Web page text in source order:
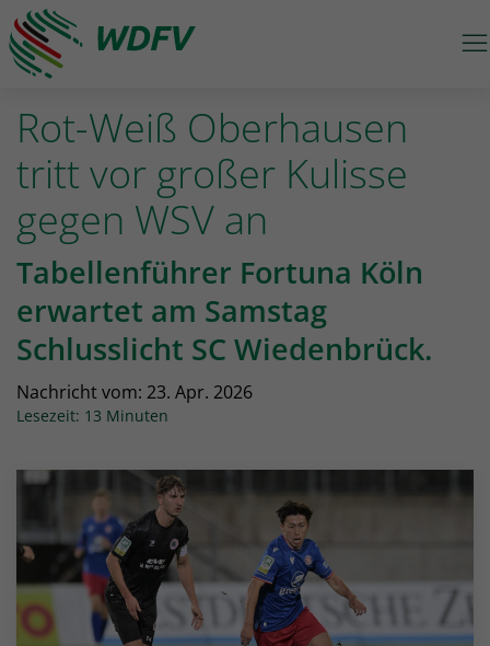
Logo: wdfv führt zur Starseite
Rot-Weiß Oberhausen
tritt vor großer Kulisse
gegen WSV an
Tabellenführer Fortuna Köln
erwartet am Samstag
Schlusslicht SC Wiedenbrück.
Nachricht vom: 23. Apr. 2026
Lesezeit: 13 Minuten